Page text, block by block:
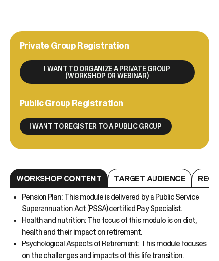
Private Group Registration
I WANT TO ORGANIZE A PRIVATE GROUP
(WORKSHOP OR WEBINAR)
Public Group Registration
I WANT TO REGISTER TO A PUBLIC GROUP
WORKSHOP CONTENT TARGET AUDIENCE
Pension Plan: This module is delivered by a Public Service
Superannuation Act (PSSA) certified Pay Specialist.
Health and nutrition: The focus of this module is on diet,
health and their impact on retirement.
Psychological Aspects of Retirement: This module focuses
on the challenges and impacts of this life transition.